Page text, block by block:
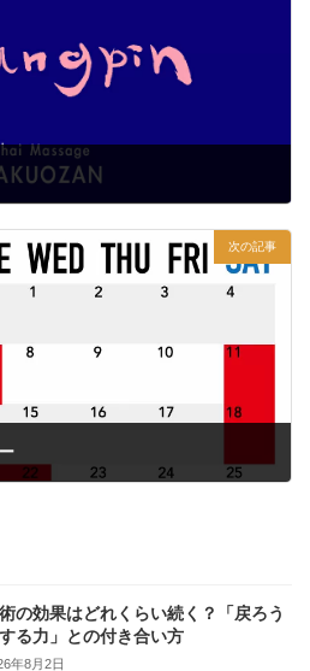
次の記事
の効果はどれくらい続く？「戻ろう
る力」との付き合い方
年8月2日